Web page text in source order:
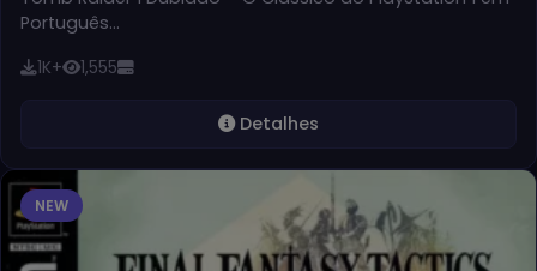
Português…
1K+ 1,555
Detalhes
NEW